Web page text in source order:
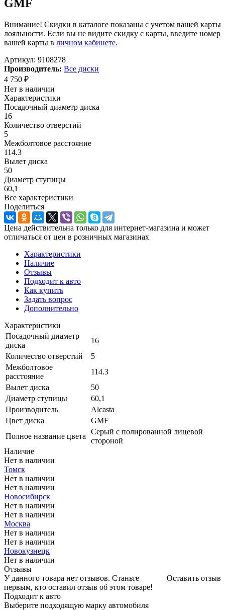
GMF
Внимание! Скидки в каталоге показаны с учетом вашей карты
лояльности. Если вы не видите скидку с карты, введите номер
вашей карты в личном кабинете.
Артикул: 9108278
Производитель: Все диски
4 750 ₽
Нет в наличии
Характеристики
Посадочный диаметр диска
16
Количество отверстий
5
Межболтовое расстояние
114.3
Вылет диска
50
Диаметр ступицы
60,1
Все характеристики
Поделиться
Цена действительна только для интернет-магазина и может
отличаться от цен в розничных магазинах
Характеристики
Наличие
Отзывы
Подходит к авто
Как купить
Задать вопрос
Дополнительно
Характеристики
Посадочный диаметр
диска
16
Количество отверстий
5
Межболтовое
расстояние
114.3
Вылет диска
50
Диаметр ступицы
60,1
Производитель
Alcasta
Цвет диска
GMF
Полное название цвета
Серый с полированной лицевой
стороной
Наличие
Нет в наличии
Томск
Нет в наличии
Нет в наличии
Новосибирск
Нет в наличии
Нет в наличии
Москва
Нет в наличии
Нет в наличии
Новокузнецк
Нет в наличии
Отзывы
Оставить отзыв
У данного товара нет отзывов. Станьте
первым, кто оставил отзыв об этом товаре!
Подходит к авто
Выберите подходящую марку автомобиля